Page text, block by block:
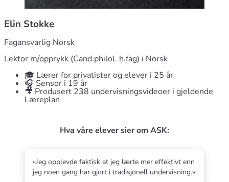
Elin Stokke
Fagansvarlig Norsk
Lektor m/opprykk (Cand.philol. h.fag) i Norsk
🎓 Lærer for privatister og elever i 25 år
🎧 Sensor i 19 år
🎥 Produsert 238 undervisningsvideoer i gjeldende
Læreplan
Hva våre elever sier om ASK:
«Jeg opplevde faktisk at jeg lærte mer effektivt enn
jeg noen gang har gjort i tradisjonell undervisning.»